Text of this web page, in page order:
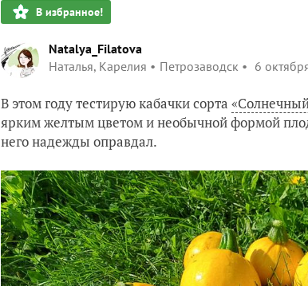
В избранное!
Natalya_Filatova
Наталья, Карелия
Петрозаводск 6
В этом году тестирую кабачки сорта
ярким желтым цветом и необычной формой
него надежды оправдал.